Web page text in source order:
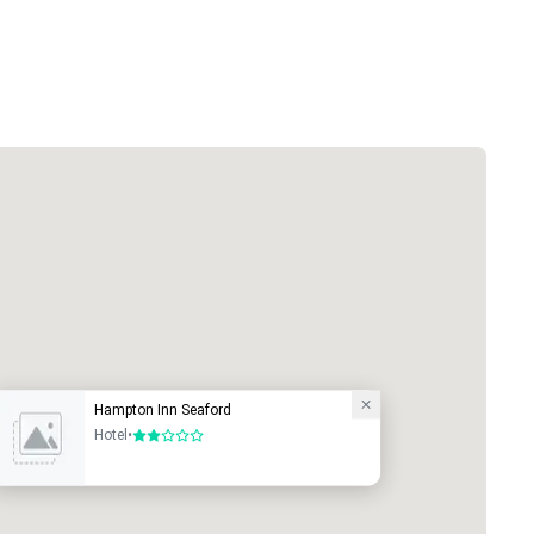
Hampton Inn Seaford
Hotel •2 de 5